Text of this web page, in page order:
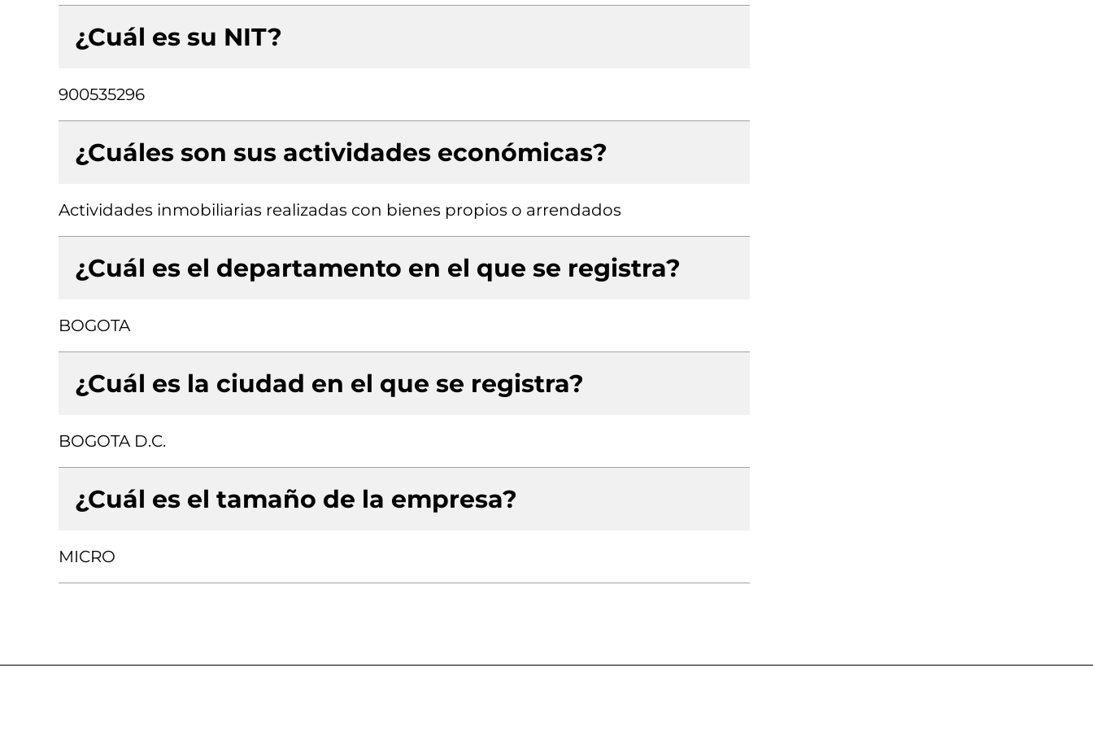
¿Cuál es su NIT?
900535296
¿Cuáles son sus actividades económicas?
Actividades inmobiliarias realizadas con bienes propios o arrendados
¿Cuál es el departamento en el que se registra?
BOGOTA
¿Cuál es la ciudad en el que se registra?
BOGOTA D.C.
¿Cuál es el tamaño de la empresa?
MICRO